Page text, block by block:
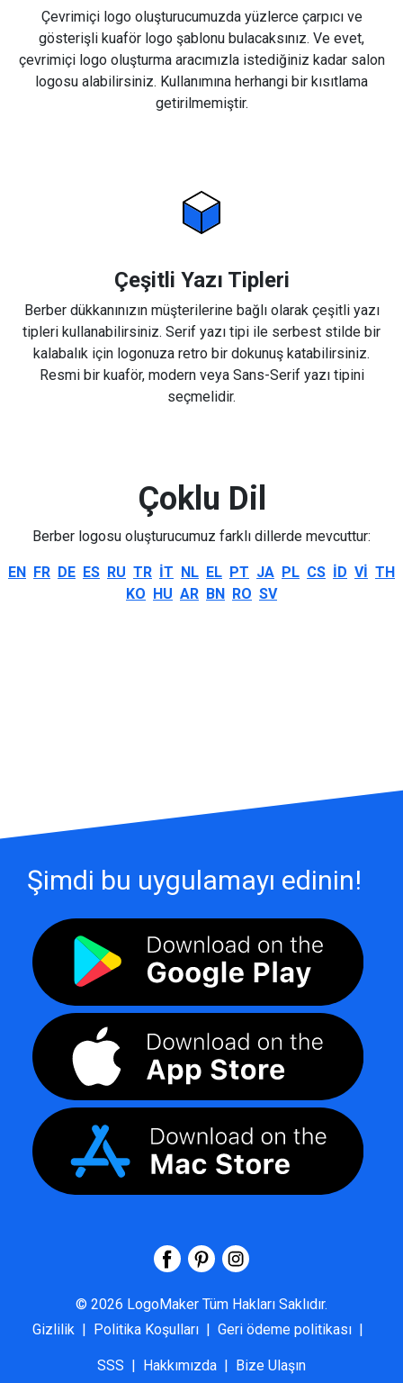
Çevrimiçi logo oluşturucumuzda yüzlerce çarpıcı ve
gösterişli kuaför logo şablonu bulacaksınız. Ve evet,
çevrimiçi logo oluşturma aracımızla istediğiniz kadar salon
logosu alabilirsiniz. Kullanımına herhangi bir kısıtlama
getirilmemiştir.
Çeşitli Yazı Tipleri
Berber dükkanınızın müşterilerine bağlı olarak çeşitli yazı
tipleri kullanabilirsiniz. Serif yazı tipi ile serbest stilde bir
kalabalık için logonuza retro bir dokunuş katabilirsiniz.
Resmi bir kuaför, modern veya Sans-Serif yazı tipini
seçmelidir.
Çoklu Dil
Berber logosu oluşturucumuz farklı dillerde mevcuttur:
EN FR DE ES RU TR IT NL EL PT JA PL CS ID VI TH
KO HU AR BN RO SV
Şimdi bu uygulamayı edinin!
© 2026 LogoMaker Tüm Hakları Saklıdır.
Gizlilik | Politika Koşulları | Geri ödeme politikası |
SSS | Hakkımızda | Bize Ulaşın